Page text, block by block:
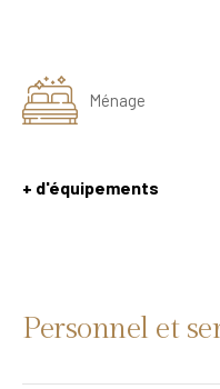
Ménage
+ d'équipements
Personnel et